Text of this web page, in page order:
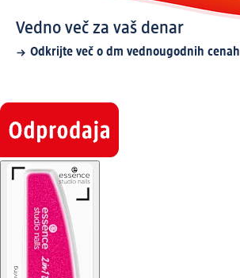
Vedno več za vaš denar
Odkrijte več o dm vednougodnih cenah